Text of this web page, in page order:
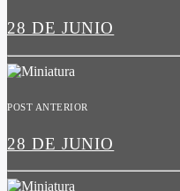
28 DE JUNIO
POST ANTERIOR
28 DE JUNIO